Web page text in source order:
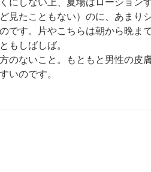
見たこともない）のに、あまり
です。片やこちらは朝から晩ま
もしばしば。
のないこと。もともと男性の皮
いのです。